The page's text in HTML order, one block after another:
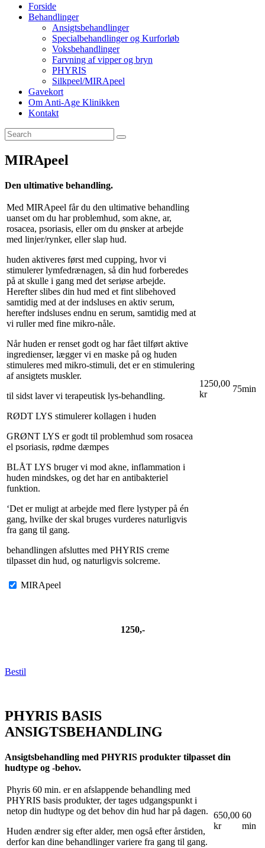
Forside
Behandlinger
Ansigtsbehandlinger
Specialbehandlinger og Kurforløb
Voksbehandlinger
Farvning af vipper og bryn
PHYRIS
Silkpeel/MIRApeel
Gavekort
Om Anti-Age Klinikken
Kontakt
MIRApeel
Den ultimative behandling.
Med MIRApeel får du den ultimative behandling
uanset om du har problemhud, som akne, ar,
rosacea, psoriasis, eller om du ønsker at arbejde
med linjer/rynker, eller slap hud.
huden aktiveres først med cupping, hvor vi
stimulerer lymfedrænagen, så din hud forberedes
på at skulle i gang med det seriøse arbejde.
Herefter slibes din hud med et fint slibehoved
samtidig med at der indsluses en aktiv serum,
herefter indsluses endnu en serum, samtidig med at
vi ruller med fine mikro-nåle.
Når huden er renset godt og har fået tilført aktive
ingredienser, lægger vi en maske på og huden
stimuleres med mikro-stimuli, det er en stimulering
af ansigtets muskler.
til sidst laver vi terapeutisk lys-behandling.
RØDT LYS stimulerer kollagen i huden
GRØNT LYS er godt til problemhud som rosacea
el psoriasis, rødme dæmpes
BLÅT LYS bruger vi mod akne, inflammation i
huden mindskes, og det har en antibakteriel
funktion.
‘Det er muligt at arbejde med flere lystyper på én
gang, hvilke der skal bruges vurderes naturligvis
fra gang til gang.
behandlingen afsluttes med PHYRIS creme
tilpasset din hud, og naturligvis solcreme.
1250,00
kr
75min
MIRApeel
1250,-
Bestil
PHYRIS BASIS
ANSIGTSBEHANDLING
Ansigtsbehandling med PHYRIS produkter tilpasset din
hudtype og -behov.
Phyris 60 min. er en afslappende behandling med
PHYRIS basis produkter, der tages udgangspunkt i
netop din hudtype og det behov din hud har på dagen.
Huden ændrer sig efter alder, men også efter årstiden,
derfor kan dine behandlinger variere fra gang til gang.
650,00
kr
60
min